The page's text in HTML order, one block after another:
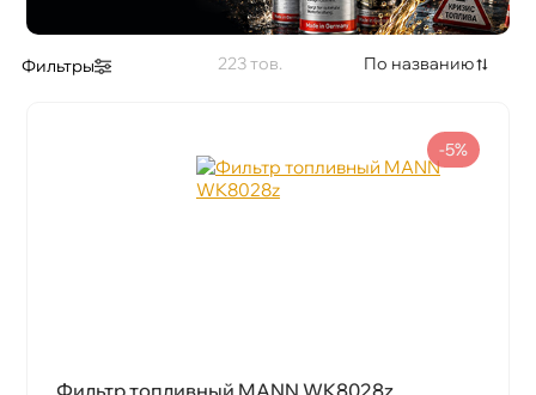
Фильтры 223 По названию
Фильтр топливный MANN WK8028z
-5%